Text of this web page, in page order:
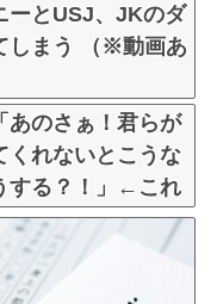
ーとUSJ、JKのダ
しまう （※動画あ
あのさぁ！君らが
くれないとこうな
する？！」←これ